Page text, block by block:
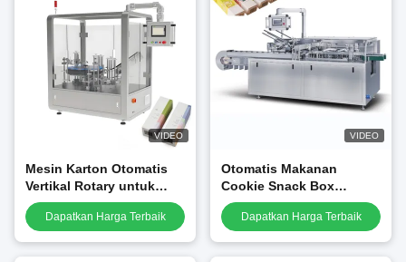
VIDEO
Mesin Karton Otomatis
Vertikal Rotary untuk
Botol dan Toples
Dapatkan Harga Terbaik
VIDEO
Otomatis Makanan
Cookie Snack Box
Cartoning Mesin Box
Packing Mesin
Dapatkan Harga Terbaik